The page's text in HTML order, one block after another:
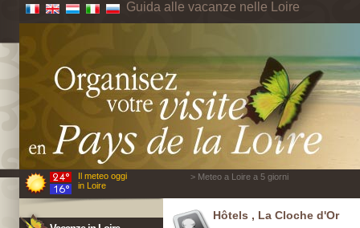
Guida alle vacanze nelle Loire
Il meteo oggi
in Loire
> Meteo a Loire a 5 giorni
Hôtels , La Cloche d'Or